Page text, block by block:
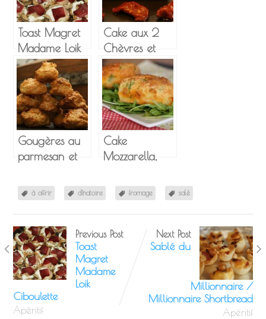
Toast Magret
Madame Loik
Ciboulette
Cake aux 2
Chèvres et
Tomates
séchées
Gougères au
parmesan et
pavot
Cake
Mozzarella,
Chorizo
à offrir dînatoire fromage salé
Previous Post
Toast
Magret
Madame
Loik
Ciboulette
Apéritif
Next Post
Sablé du
Millionnaire /
Millionnaire Shortbread
Apéritif